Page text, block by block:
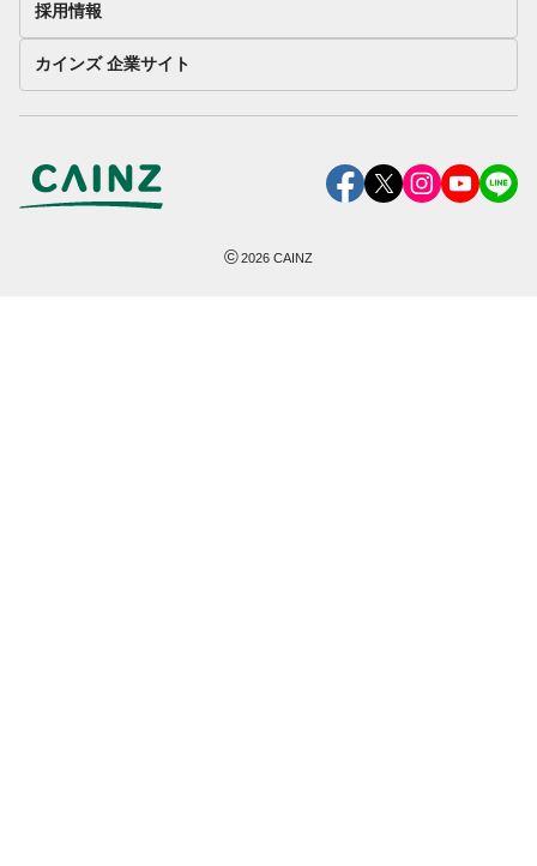
採用情報
カインズ 企業サイト
©2026 CAINZ